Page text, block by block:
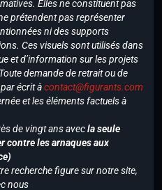
Elles ne constituent pas
prétendent pas représenter
ni des supports
Ces visuels sont utilisés dans
et d’information sur les projets
demande de retrait ou de
écrit àcontact@figurants.com
et les éléments factuels à
de vingt ans avecla seule
contre les arnaques aux
recherche figure sur notre site,
nous